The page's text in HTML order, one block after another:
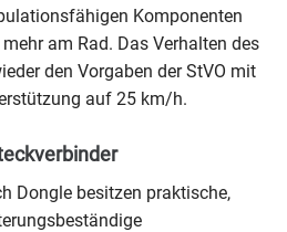
Komponenten
am Rad. Das Verhalten des
den Vorgaben der StVO mit
auf 25 km/h.
Dongle besitzen praktische,